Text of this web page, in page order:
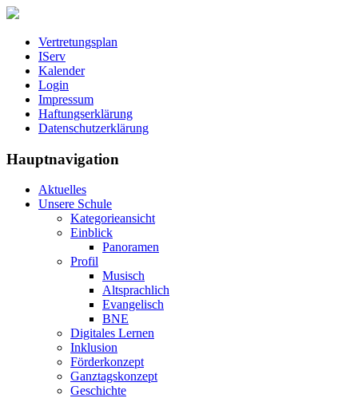
Vertretungsplan
IServ
Kalender
Login
Impressum
Haftungserklärung
Datenschutzerklärung
Hauptnavigation
Aktuelles
Unsere Schule
Kategorieansicht
Einblick
Panoramen
Profil
Musisch
Altsprachlich
Evangelisch
BNE
Digitales Lernen
Inklusion
Förderkonzept
Ganztagskonzept
Geschichte